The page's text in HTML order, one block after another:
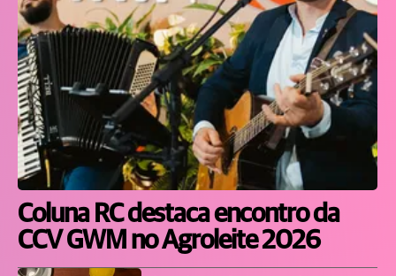
Coluna RC destaca encontro da
CCV GWM no Agroleite 2026